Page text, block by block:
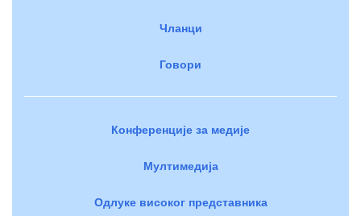
Чланци
Говори
Конференције за медије
Мултимедија
Одлуке високог представника